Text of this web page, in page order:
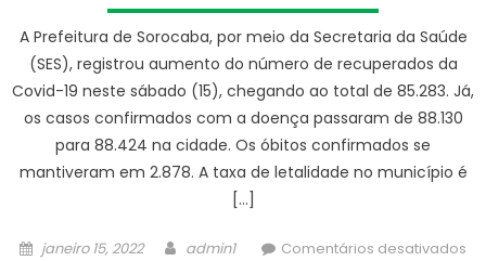
85.429
recuperados
e
2.878
óbitos
–
Agência
de
Notícias
A Prefeitura de Sorocaba, por meio da Secretaria da Saúde
(SES), registrou aumento do número de recuperados da
Covid-19 neste sábado (15), chegando ao total de 85.283. Já,
os casos confirmados com a doença passaram de 88.130
para 88.424 na cidade. Os óbitos confirmados se
mantiveram em 2.878. A taxa de letalidade no município é
[…]
Posted
janeiro 15, 2022 Author
admin1
Comentários desativados